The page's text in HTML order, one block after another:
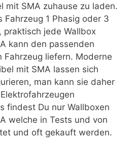
mit SMA zuhause zu laden.
Fahrzeug 1 Phasig oder 3
praktisch jede Wallbox
kann den passenden
Fahrzeug liefern. Moderne
mit SMA lassen sich
man kann sie daher
findest Du nur Wallboxen
welche in Tests und von
und oft gekauft werden.